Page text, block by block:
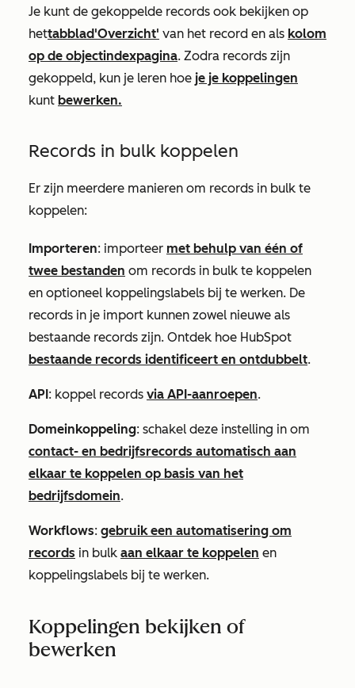
Je kunt de gekoppelde records ook bekijken op
hettabblad'Overzicht' van het record en als kolom
op de objectindexpagina. Zodra records zijn
gekoppeld, kun je leren hoe je je koppelingen
kunt bewerken.
Records in bulk koppelen
Er zijn meerdere manieren om records in bulk te
koppelen:
Importeren: importeer met behulp van één of
twee bestanden om records in bulk te koppelen
en optioneel koppelingslabels bij te werken. De
records in je import kunnen zowel nieuwe als
bestaande records zijn. Ontdek hoe HubSpot
bestaande records identificeert en ontdubbelt.
API: koppel records via API-aanroepen.
Domeinkoppeling: schakel deze instelling in om
contact- en bedrijfsrecords automatisch aan
elkaar te koppelen op basis van het
bedrijfsdomein.
Workflows: gebruik een automatisering om
records in bulk aan elkaar te koppelen en
koppelingslabels bij te werken.
Koppelingen bekijken of
bewerken